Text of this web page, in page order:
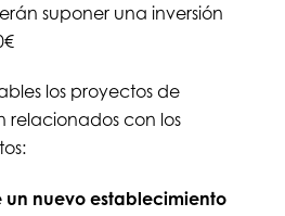
suponer una inversión
los proyectos de
relacionados con los
un nuevo establecimiento